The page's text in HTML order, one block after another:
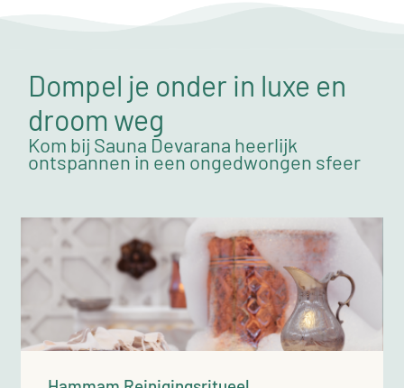
Dompel je onder in luxe en
droom weg
Kom bij Sauna Devarana heerlijk
ontspannen in een ongedwongen sfeer